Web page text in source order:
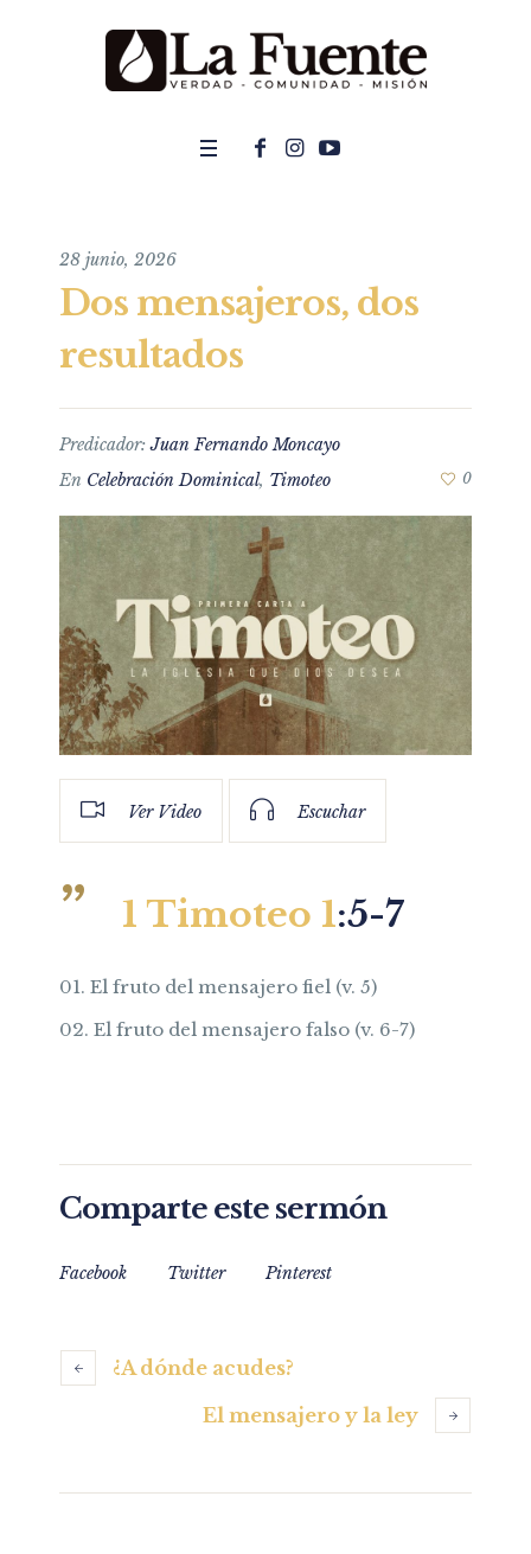
28 junio, 2026
Dos mensajeros, dos
resultados
Predicador:Juan Fernando Moncayo
En Celebración Dominical, Timoteo 0
Ver Video Escuchar
1 Timoteo 1:5-7
El fruto del mensajero fiel (v. 5)
El fruto del mensajero falso (v. 6-7)
Comparte este sermón
Facebook Twitter Pinterest
¿A dónde acudes?
El mensajero y la ley